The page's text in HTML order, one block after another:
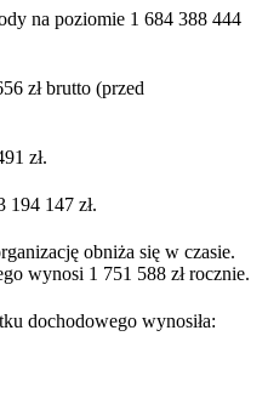
na poziomie 1 684 388 444
zł brutto (przed
zł.
194 147 zł.
obniża się w czasie.
wynosi 1 751 588 zł rocznie.
dochodowego wynosiła: